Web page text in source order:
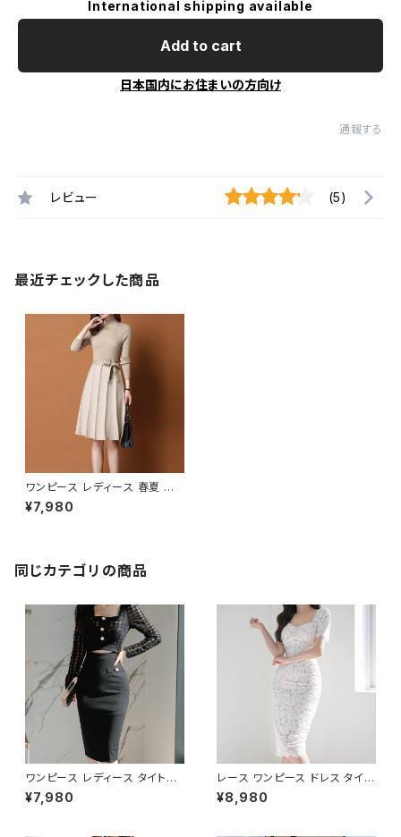
International shipping available
Add to cart
日本国内にお住まいの方向け
通報する
レビュー (5)
最近チェックした商品
ワンピース レディース 春夏 秋
冬 春 夏 秋 冬 長袖 黒ワンピー
ス Aラインワンピース ミディア
リーツ ブラックワンピース ロン
グワンピース カジュアルワンピ
ビー デート きれいめ 韓国 ファ
ッション OL オフィスカジュアル
結婚式 パーティー お呼ばれ 10
代 20代 30代 40代 C-OSS01
00
¥7,980
同じカテゴリの商品
ワンピース レディース タイトワ
ンピース タイトドレス ミモレ丈
レースワンピース シースルー 長
¥7,980
レース ワンピース ドレス タイト
ワンピ ホワイト きれいめ 清楚
エレガント 大人 上品 パーティ
¥8,980